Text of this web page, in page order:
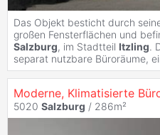
Das Objekt besticht durch
großen Fensterflächen und
Salzburg, im Stadtteil Itzling.
separat nutzbare Büroräume,
Moderne, Klimatisierte
5020 Salzburg / 286m²